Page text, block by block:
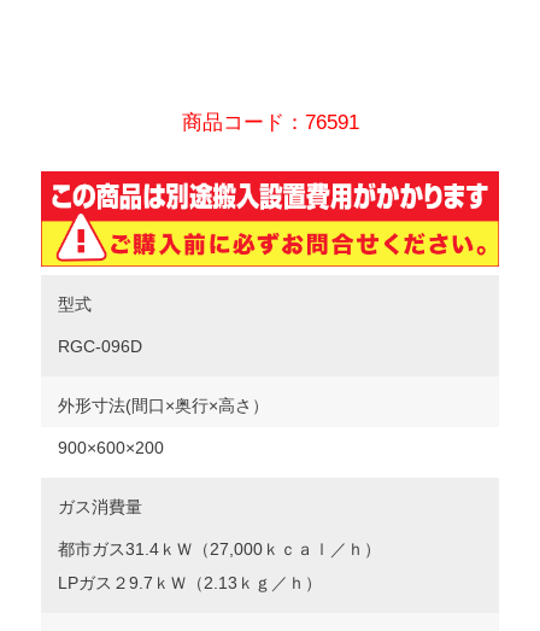
商品コード：76591
型式
RGC-096D
外形寸法(間口×奥行×高さ）
900×600×200
ガス消費量
都市ガス31.4ｋＷ（27,000ｋｃａｌ／ｈ）
LPガス２9.7ｋＷ（2.13ｋｇ／ｈ）